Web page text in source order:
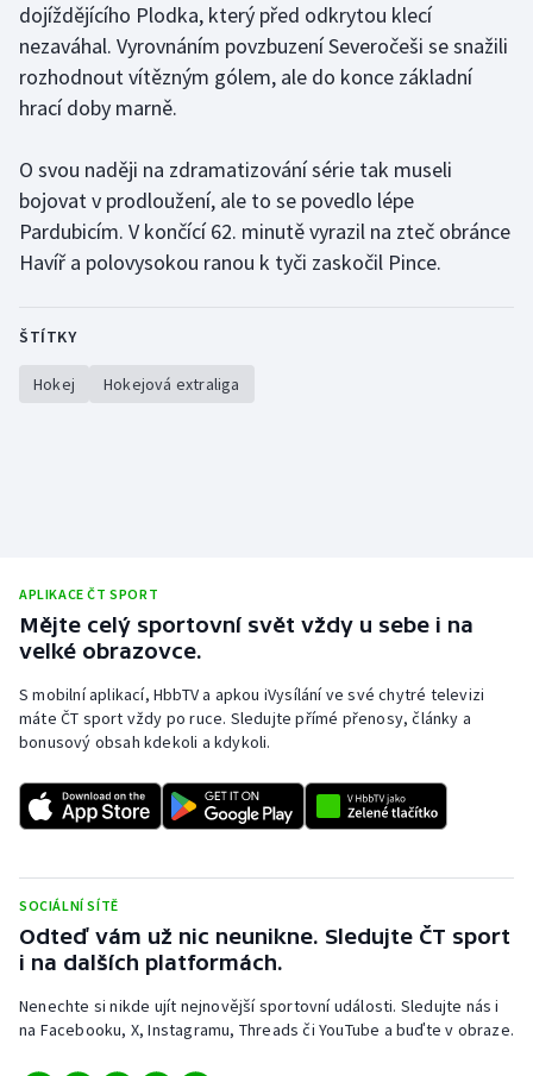
dojíždějícího Plodka, který před odkrytou klecí
nezaváhal. Vyrovnáním povzbuzení Severočeši se snažili
rozhodnout vítězným gólem, ale do konce základní
hrací doby marně.
O svou naději na zdramatizování série tak museli
bojovat v prodloužení, ale to se povedlo lépe
Pardubicím. V končící 62. minutě vyrazil na zteč obránce
Havíř a polovysokou ranou k tyči zaskočil Pince.
ŠTÍTKY
Hokej Hokejová extraliga
APLIKACE ČT SPORT
Mějte celý sportovní svět vždy u sebe i na
velké obrazovce.
S mobilní aplikací, HbbTV a apkou iVysílání ve své chytré televizi
máte ČT sport vždy po ruce. Sledujte přímé přenosy, články a
bonusový obsah kdekoli a kdykoli.
SOCIÁLNÍ SÍTĚ
Odteď vám už nic neunikne. Sledujte ČT sport
i na dalších platformách.
Nenechte si nikde ujít nejnovější sportovní události. Sledujte nás i
na Facebooku, X, Instagramu, Threads či YouTube a buďte v obraze.